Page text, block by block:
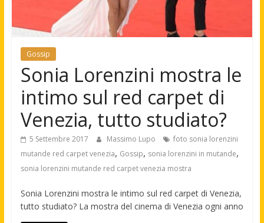
Gossip
Sonia Lorenzini mostra le
intimo sul red carpet di
Venezia, tutto studiato?
5 Settembre 2017 Massimo Lupo
foto sonia lorenzini
mutande red carpet venezia, Gossip, sonia lorenzini in mutande,
sonia lorenzini mutande red carpet venezia mostra
Sonia Lorenzini mostra le intimo sul red carpet di Venezia,
tutto studiato? La mostra del cinema di Venezia ogni anno